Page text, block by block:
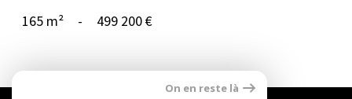
165 m² - 499 200 €
On en reste là